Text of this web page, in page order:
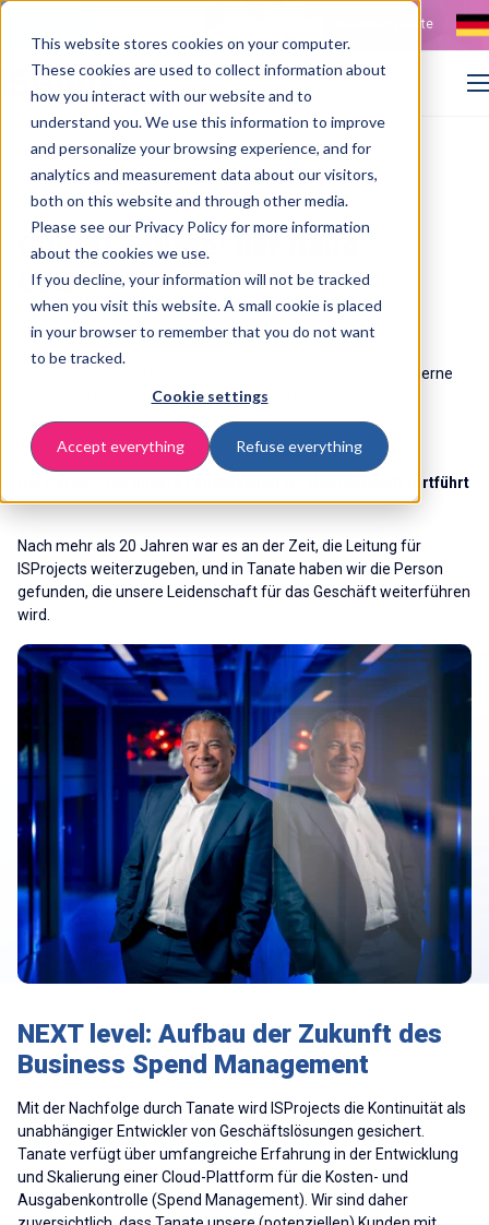
This website stores cookies on your computer.
These cookies are used to collect information about
how you interact with our website and to
understand you. We use this information to improve
and personalize your browsing experience, and for
analytics and measurement data about our visitors,
both on this website and through other media.
Please see our Privacy Policy for more information
about the cookies we use.
If you decline, your information will not be tracked
when you visit this website. A small cookie is placed
in your browser to remember that you do not want
to be tracked.
Cookie settings
Accept everything Refuse everything
Stellenangebote
Home >Resources>Gustaf Tanate wird neuer CEO von ISPnext
Gustaf Tanate: der neue
CEO
17 April 2025
Die Gründer von ISProjects (jetzt ISPnext) möchten Ihnen gerne
den neuen CEO vorstellen: Gustaf Tanate.
Die Person, die unsere Leidenschaft für das Geschäft fortführt
Nach mehr als 20 Jahren war es an der Zeit, die Leitung für
ISProjects weiterzugeben, und in Tanate haben wir die Person
gefunden, die unsere Leidenschaft für das Geschäft weiterführen
wird.
NEXT level: Aufbau der Zukunft des
Business Spend Management
Mit der Nachfolge durch Tanate wird ISProjects die Kontinuität als
unabhängiger Entwickler von Geschäftslösungen gesichert.
Tanate verfügt über umfangreiche Erfahrung in der Entwicklung
und Skalierung einer Cloud-Plattform für die Kosten- und
Ausgabenkontrolle (Spend Management). Wir sind daher